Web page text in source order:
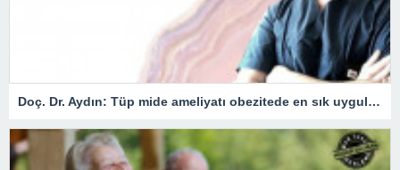
Doç. Dr. Aydın: Tüp mide ameliyatı obezitede en sık uygulanan yöntem